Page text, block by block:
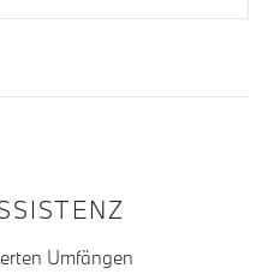
DIE
Umfängen